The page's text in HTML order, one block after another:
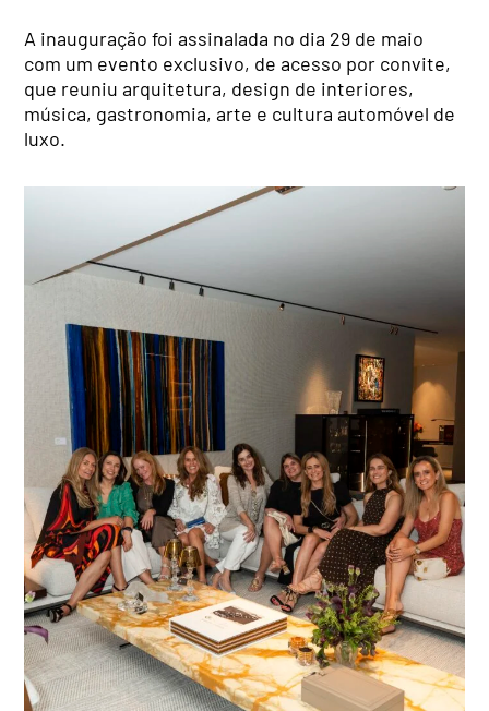
A inauguração foi assinalada no dia 29 de maio
com um evento exclusivo, de acesso por convite,
que reuniu arquitetura, design de interiores,
música, gastronomia, arte e cultura automóvel de
luxo.